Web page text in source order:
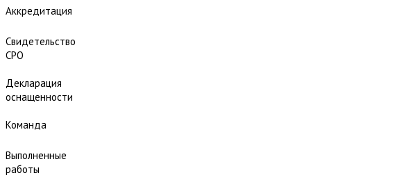
Аккредитация
Свидетельство
СРО
Декларация
оснащенности
Команда
Выполненные
работы